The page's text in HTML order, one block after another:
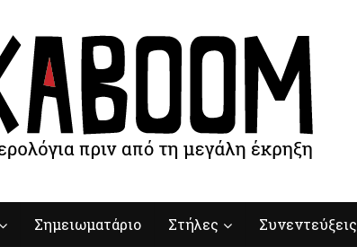
Σημειωματάριο Στήλες Συνεντεύξεις